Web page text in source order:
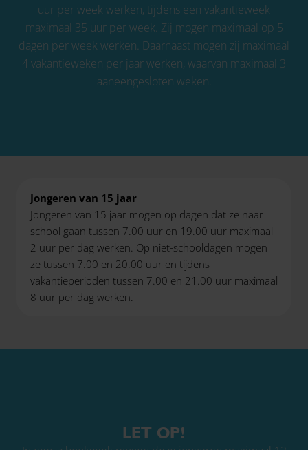
uur per week werken, tijdens een vakantieweek
maximaal 35 uur per week. Zij mogen maximaal op 5
dagen per week werken. Daarnaast mogen zij maximaal
4 vakantieweken per jaar werken, waarvan maximaal 3
aaneengesloten weken.
Jongeren van 15 jaar
Jongeren van 15 jaar mogen op dagen dat ze naar
school gaan tussen 7.00 uur en 19.00 uur maximaal
2 uur per dag werken. Op niet-schooldagen mogen
ze tussen 7.00 en 20.00 uur en tijdens
vakantieperioden tussen 7.00 en 21.00 uur maximaal
8 uur per dag werken.
LET OP!